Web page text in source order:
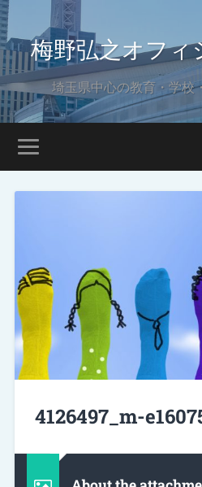
梅野弘之オフ
埼玉県中心の教育・学校
4126497_m-